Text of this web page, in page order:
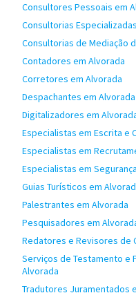
Consultores Pessoais em
Consultorias
Consultorias de Mediação
Contadores em Alvorada
Corretores em Alvorada
Despachantes em Alvorada
Digitalizadores em
Especialistas em Escrita e
Especialistas em
Especialistas em
Guias Turísticos em
Palestrantes em Alvorada
Pesquisadores em
Redatores e Revisores de
Serviços de Testamento e
Alvorada
Tradutores Juramentados